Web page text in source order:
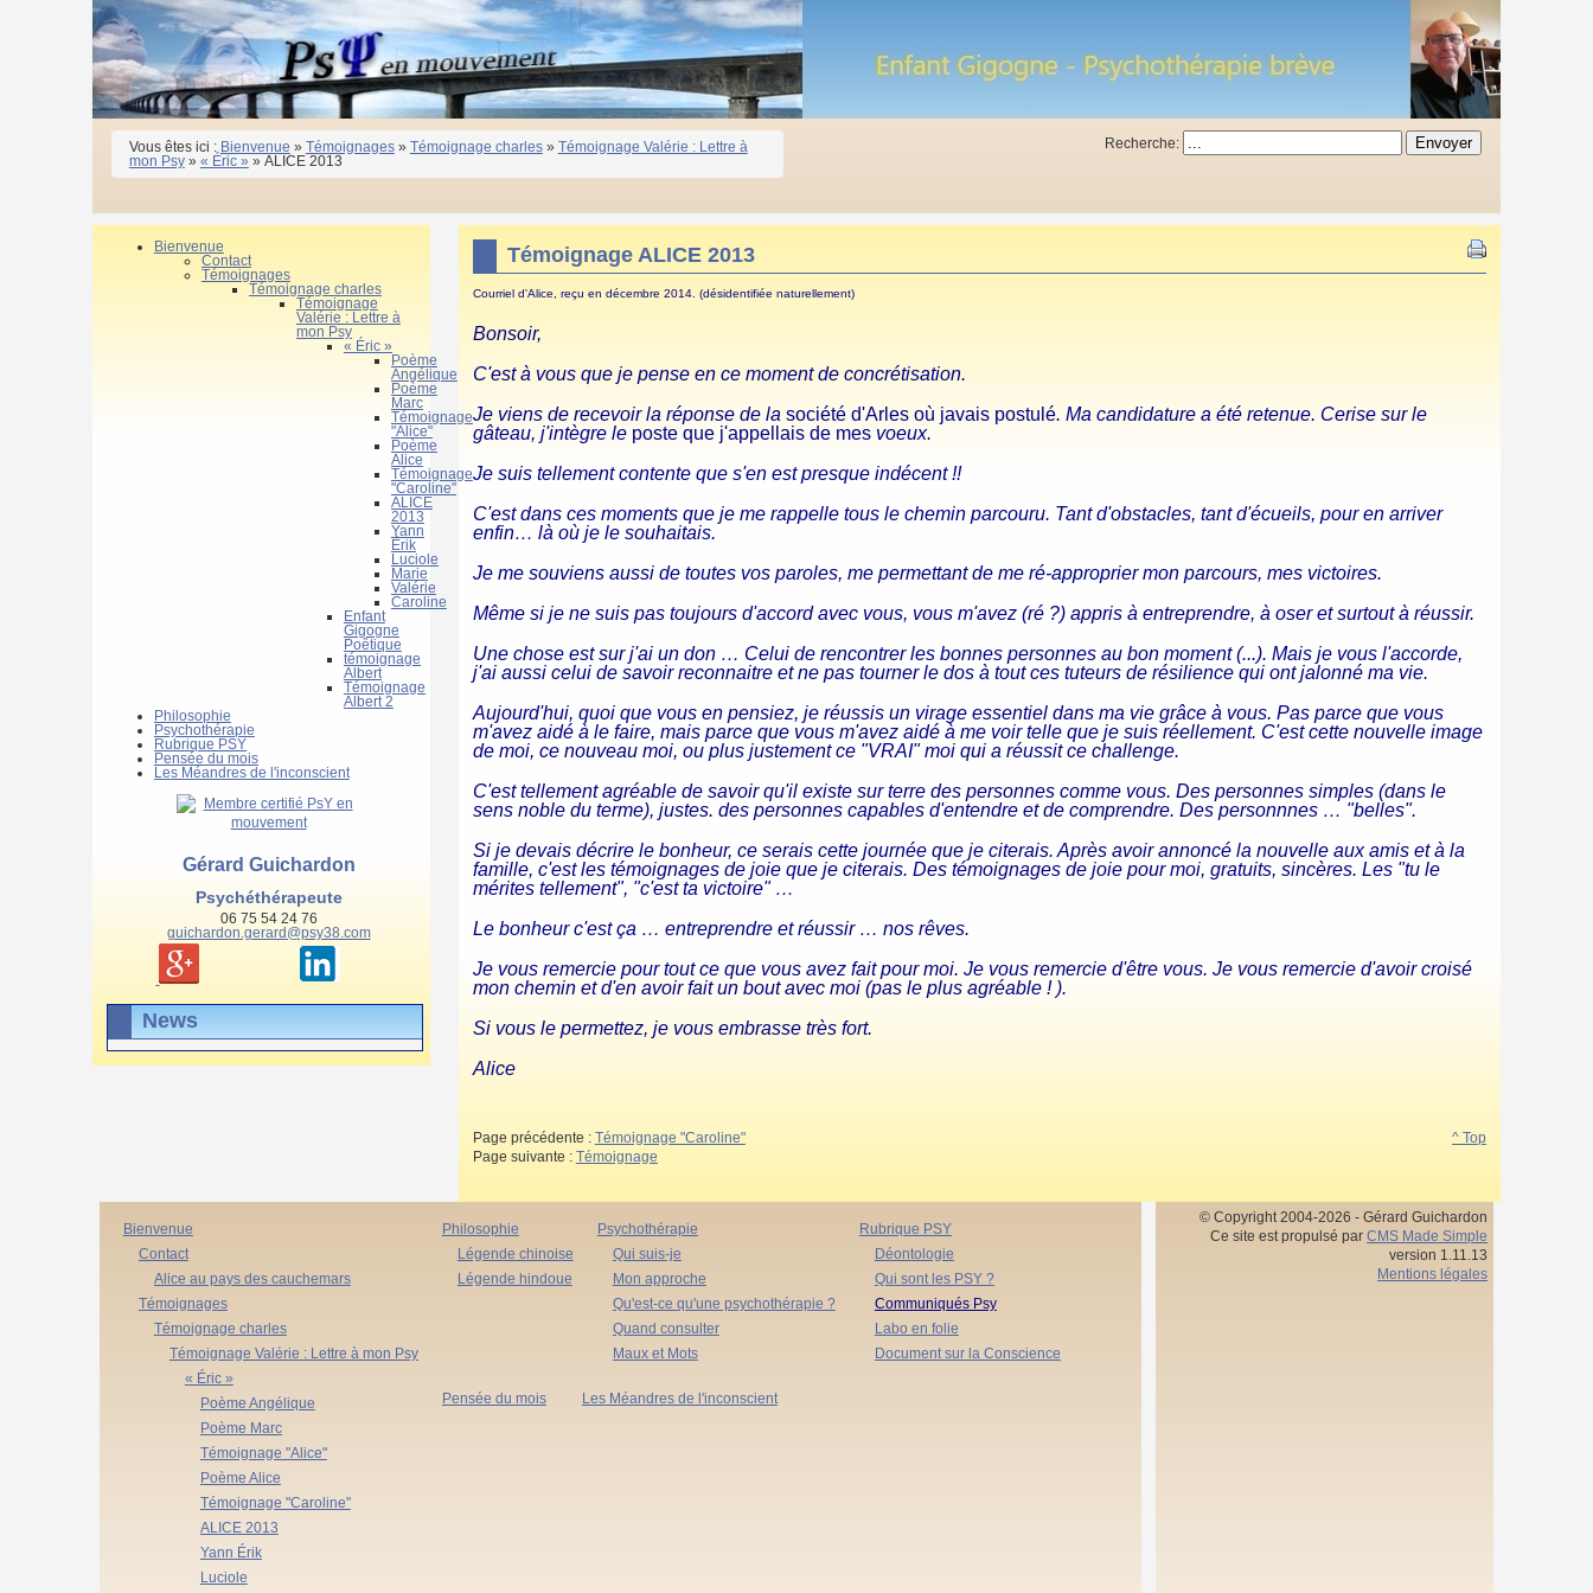
Vous êtes ici : Bienvenue » Témoignages » Témoignage charles » Témoignage Valérie : Lettre à
mon Psy » « Éric » » ALICE 2013
Recherche:
Bienvenue
Contact
Témoignages
Témoignage charles
Témoignage
Valérie : Lettre à
mon Psy
« Éric »
Poème
Angélique
Poème
Marc
Témoignage
"Alice"
Poème
Alice
Témoignage
"Caroline"
ALICE
2013
Yann
Érik
Luciole
Marie
Valérie
Caroline
Enfant
Gigogne
Poêtique
témoignage
Albert
Témoignage
Albert 2
Philosophie
Psychothérapie
Rubrique PSY
Pensée du mois
Les Méandres de l'inconscient
Gérard Guichardon
Psychéthérapeute
06 75 54 24 76
guichardon.gerard@psy38.com
News
Témoignage ALICE 2013
Courriel d'Alice, reçu en décembre 2014. (désidentifiée naturellement)
Bonsoir,
C'est à vous que je pense en ce moment de concrétisation.
Je viens de recevoir la réponse de la société d'Arles où javais postulé. Ma candidature a été retenue. Cerise sur le
gâteau, j'intègre leposte que j'appellais de mesvoeux.
Je suis tellement contente que s'en est presque indécent !!
C'est dans ces moments que je me rappelle tous le chemin parcouru. Tant d'obstacles, tant d'écueils, pour en arriver
enfin… là où je le souhaitais.
Je me souviens aussi de toutes vos paroles, me permettant de me ré-approprier mon parcours, mes victoires.
Même si je ne suis pas toujours d'accord avec vous, vous m'avez (ré ?) appris à entreprendre, à oser et surtout à réussir.
Une chose est sur j'ai un don … Celui de rencontrer les bonnes personnes au bon moment (...). Mais je vous l'accorde,
j'ai aussi celui de savoir reconnaitre et ne pas tourner le dos à tout ces tuteurs de résilience qui ont jalonné ma vie.
Aujourd'hui, quoi que vous en pensiez, je réussis un virage essentiel dans ma vie grâce à vous. Pas parce que vous
m'avez aidé à le faire, mais parce que vous m'avez aidé à me voir telle que je suis réellement. C'est cette nouvelle image
de moi, ce nouveau moi, ou plus justement ce "VRAI" moi qui a réussit ce challenge.
C'est tellement agréable de savoir qu'il existe sur terre des personnes comme vous. Des personnes simples (dans le
sens noble du terme), justes. des personnes capables d'entendre et de comprendre. Des personnnes … "belles".
Si je devais décrire le bonheur, ce serais cette journée que je citerais. Après avoir annoncé la nouvelle aux amis et à la
famille, c'est les témoignages de joie que je citerais. Des témoignages de joie pour moi, gratuits, sincères. Les "tu le
mérites tellement", "c'est ta victoire" …
Le bonheur c'est ça … entreprendre et réussir … nos rêves.
Je vous remercie pour tout ce que vous avez fait pour moi. Je vous remercie d'être vous. Je vous remercie d'avoir croisé
mon chemin et d'en avoir fait un bout avec moi (pas le plus agréable ! ).
Si vous le permettez, je vous embrasse très fort.
Alice
^ Top
Page précédente : Témoignage "Caroline"
Page suivante : Témoignage
Bienvenue
Contact
Alice au pays des cauchemars
Témoignages
Témoignage charles
Témoignage Valérie : Lettre à mon Psy
« Éric »
Poème Angélique
Poème Marc
Témoignage "Alice"
Poème Alice
Témoignage "Caroline"
ALICE 2013
Yann Érik
Luciole
Philosophie
Légende chinoise
Légende hindoue
Psychothérapie
Qui suis-je
Mon approche
Qu'est-ce qu'une psychothérapie ?
Quand consulter
Maux et Mots
Rubrique PSY
Déontologie
Qui sont les PSY ?
Communiqués Psy
Labo en folie
Document sur la Conscience
Pensée du mois Les Méandres de l'inconscient
© Copyright 2004-2026 - Gérard Guichardon
Ce site est propulsé parCMS Made Simple
version 1.11.13
Mentions légales